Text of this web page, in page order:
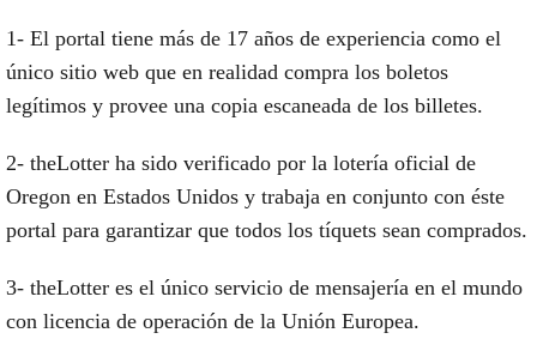
1- El portal tiene más de 17 años de experiencia como el
único sitio web que en realidad compra los boletos
legítimos y provee una copia escaneada de los billetes.
2- theLotter ha sido verificado por la lotería oficial de
Oregon en Estados Unidos y trabaja en conjunto con éste
portal para garantizar que todos los tíquets sean comprados.
3- theLotter es el único servicio de mensajería en el mundo
con licencia de operación de la Unión Europea.